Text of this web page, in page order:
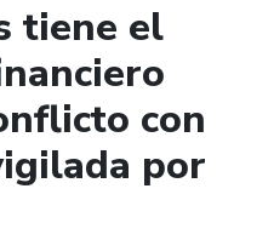
tiene el
con
por